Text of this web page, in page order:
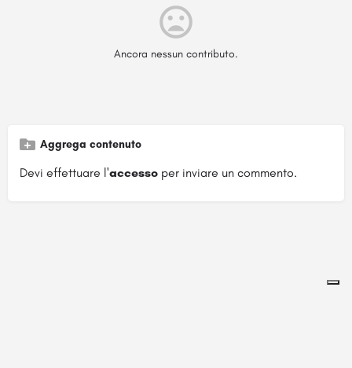
Ancora nessun contributo.
Aggrega contenuto
Devi effettuare l'accesso per inviare un commento.